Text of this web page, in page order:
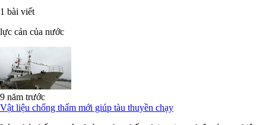
1 bài viết
lực cản của nước
9 năm trước
Vật liệu chống thấm mới giúp tàu thuyền chạy